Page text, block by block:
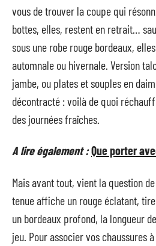
vous de trouver la coupe qui
bottes, elles, restent en retrait…
sous une robe rouge bordeaux,
automnale ou hivernale. Version
jambe, ou plates et souples en
décontracté : voilà de quoi
des journées fraîches.
A lire également :Que porter
Mais avant tout, vient la question
tenue affiche un rouge éclatant,
un bordeaux profond, la longueur
jeu. Pour associer vos chaussures